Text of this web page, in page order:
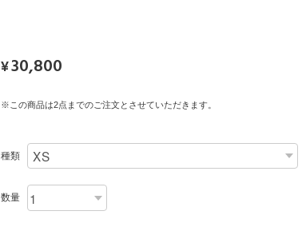
¥30,800
※この商品は2点までのご注文とさせていただきます。
種類
数量